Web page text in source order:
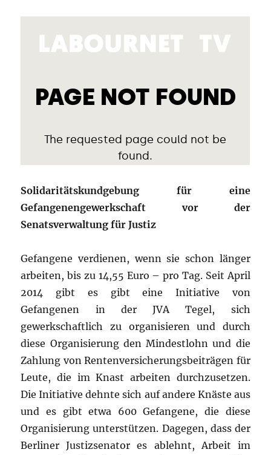
Solidaritätskundgebung für eine
Gefangenengewerkschaft vor der
Senatsverwaltung für Justiz
Gefangene verdienen, wenn sie schon länger
arbeiten, bis zu 14,55 Euro – pro Tag. Seit April
2014 gibt es gibt eine Initiative von
Gefangenen in der JVA Tegel, sich
gewerkschaftlich zu organisieren und durch
diese Organisierung den Mindestlohn und die
Zahlung von Rentenversicherungsbeiträgen für
Leute, die im Knast arbeiten durchzusetzen.
Die Initiative dehnte sich auf andere Knäste aus
und es gibt etwa 600 Gefangene, die diese
Organisierung unterstützen. Dagegen, dass der
Berliner Justizsenator es ablehnt, Arbeit im